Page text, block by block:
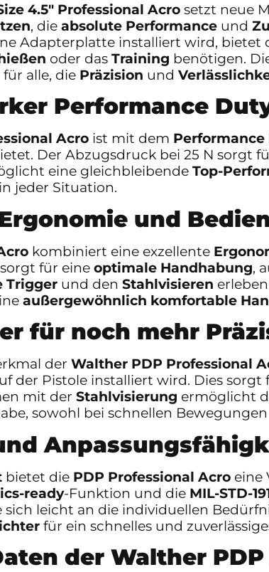
4.5″ Professional Acrosetzt neue
, die absolute Performanceund
Adapterplatte installiert wird, bietet
oder das Training benötigen.
alle, die Präzision und
Performance
Acroist mit dem
Der Abzugsdruck bei 25 N sorgt
eine gleichbleibende Top-
jeder Situation.
und
kombiniert eine exzellente
für eine optimale Handhabung,
Triggerund den Stahlvisieren
außergewöhnlich komfortable
für noch mehr
der Walther PDP Professional
der Pistole installiert wird. Dies sorgt
mit der Stahlvisierung ermöglicht
sowohl bei schnellen
bietet die PDP Professional Acroeine
ready-Funktion und die MIL-STD-
sich leicht an die individuellen
für ein schnelles und
der Walther